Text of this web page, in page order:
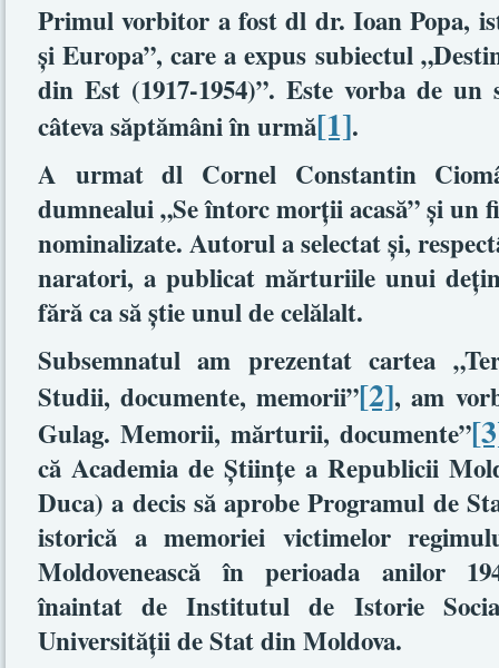
Primul vorbitor a fost dl dr. Ioan Popa,
şi Europa”, care a expus subiectul
din Est (1917-1954)”. Este vorba de
câteva săptămâni în urmă[1].
A urmat dl Cornel Constantin
dumnealui „Se întorc morţii acasă” şi
nominalizate. Autorul a selectat şi,
naratori, a publicat mărturiile unui
fără ca să ştie unul de celălalt.
Subsemnatul am prezentat cartea
Studii, documente, memorii”[2], am
Gulag. Memorii, mărturii, documente”
că Academia de Ştiinţe a Republicii
Duca) a decis să aprobe Programul de
istorică a memoriei victimelor
Moldovenească în perioada anilor
înaintat de Institutul de Istorie
Universităţii de Stat din Moldova.